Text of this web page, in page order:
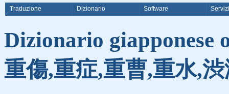
Traduzione Dizionario Software Servizi
Dizionario giapponese
重傷,重症,重曹,重水,